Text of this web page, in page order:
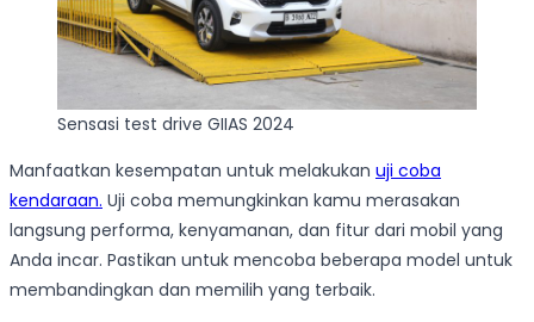
Sensasi test drive GIIAS 2024
Manfaatkan kesempatan untuk melakukan uji coba
kendaraan. Uji coba memungkinkan kamu merasakan
langsung performa, kenyamanan, dan fitur dari mobil yang
Anda incar. Pastikan untuk mencoba beberapa model untuk
membandingkan dan memilih yang terbaik.